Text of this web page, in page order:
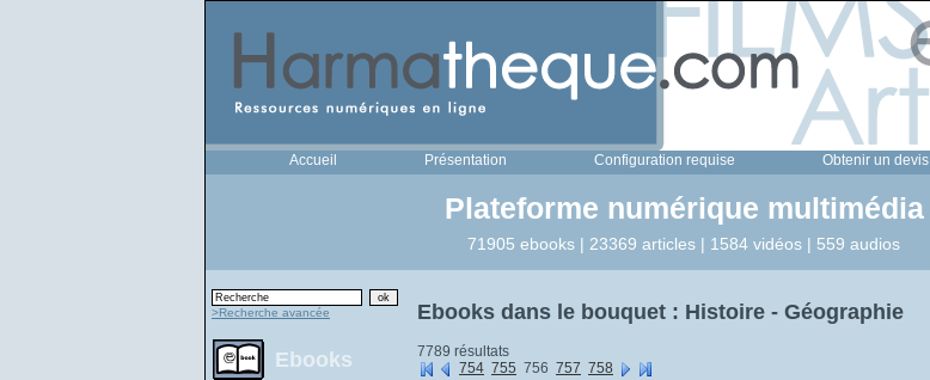
Accueil Présentation Configuration requise Obtenir un devis
Plateforme numérique multimédia
71905 ebooks | 23369 articles | 1584 vidéos | 559 audios
>Recherche avancée
Ebooks
Ebooks dans le bouquet : Histoire - Géographie
7789 résultats
754 755 756 757 758